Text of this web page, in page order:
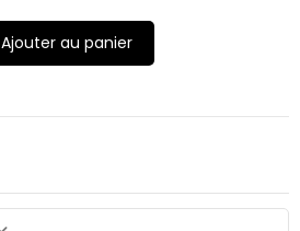
Ajouter au panier